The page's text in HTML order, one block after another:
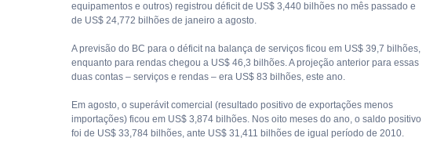
equipamentos e outros) registrou déficit de US$ 3,440 bilhões no mês passado e
de US$ 24,772 bilhões de janeiro a agosto.
A previsão do BC para o déficit na balança de serviços ficou em US$ 39,7 bilhões,
enquanto para rendas chegou a US$ 46,3 bilhões. A projeção anterior para essas
duas contas – serviços e rendas – era US$ 83 bilhões, este ano.
Em agosto, o superávit comercial (resultado positivo de exportações menos
importações) ficou em US$ 3,874 bilhões. Nos oito meses do ano, o saldo positivo
foi de US$ 33,784 bilhões, ante US$ 31,411 bilhões de igual período de 2010.